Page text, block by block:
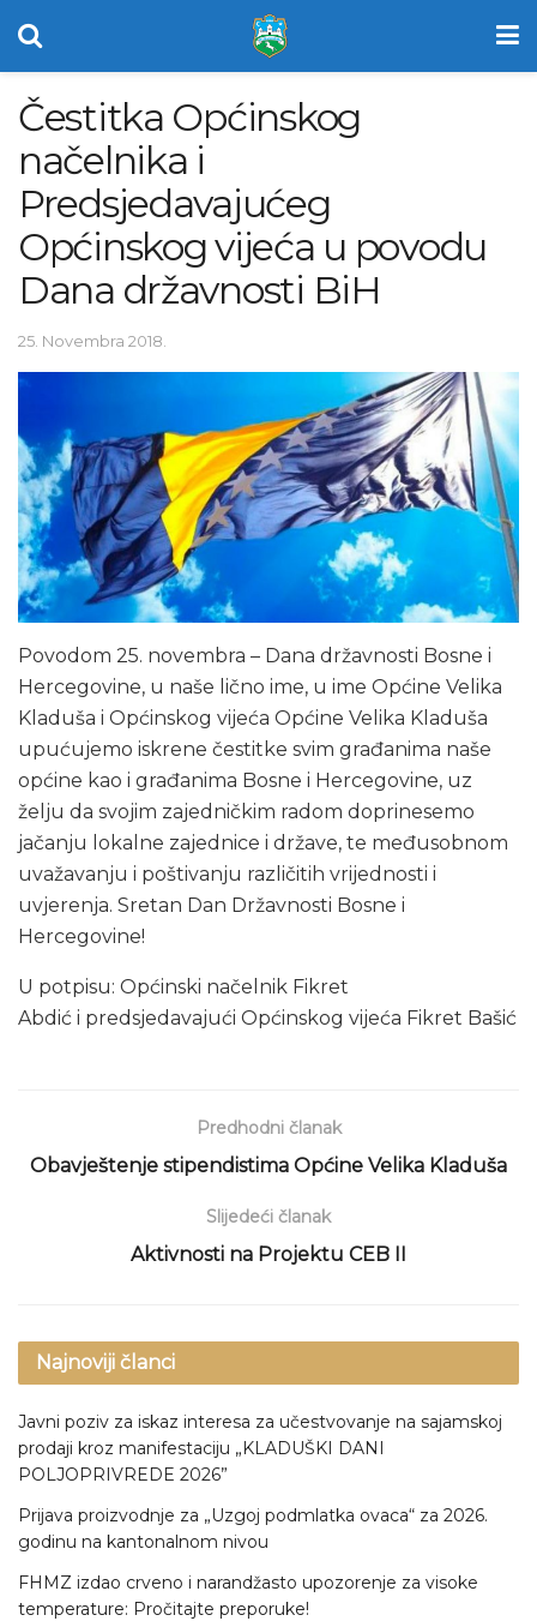
Čestitka Općinskog
načelnika i
Predsjedavajućeg
Općinskog vijeća u povodu
Dana državnosti BiH
25. Novembra 2018.
Povodom 25. novembra – Dana državnosti Bosne i
Hercegovine, u naše lično ime, u ime Općine Velika
Kladuša i Općinskog vijeća Općine Velika Kladuša
upućujemo iskrene čestitke svim građanima naše
općine kao i građanima Bosne i Hercegovine, uz
želju da svojim zajedničkim radom doprinesemo
jačanju lokalne zajednice i države, te međusobnom
uvažavanju i poštivanju različitih vrijednosti i
uvjerenja. Sretan Dan Državnosti Bosne i
Hercegovine!
U potpisu: Općinski načelnik Fikret
Abdić i predsjedavajući Općinskog vijeća Fikret Bašić
Predhodni članak
Obavještenje stipendistima Općine Velika Kladuša
Slijedeći članak
Aktivnosti na Projektu CEB II
Najnoviji članci
Javni poziv za iskaz interesa za učestvovanje na sajamskoj
prodaji kroz manifestaciju „KLADUŠKI DANI
POLJOPRIVREDE 2026”
Prijava proizvodnje za „Uzgoj podmlatka ovaca“ za 2026.
godinu na kantonalnom nivou
FHMZ izdao crveno i narandžasto upozorenje za visoke
temperature: Pročitajte preporuke!